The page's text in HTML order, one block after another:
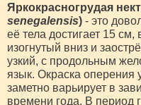
Яркокрасногрудая
senegalensis) - это
её тела достигает 15
изогнутый вниз и
узкий, с продольным
язык. Окраска оперения
заметно варьирует в
времени года. В период